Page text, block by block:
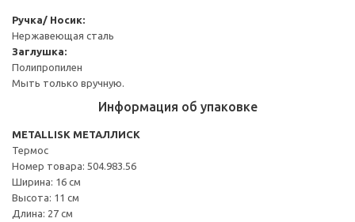
Ручка/ Носик:
Нержавеющая сталь
Заглушка:
Полипропилен
Мыть только вручную.
Информация об упаковке
METALLISK МЕТАЛЛИСК
Термос
Номер товара: 504.983.56
Ширина: 16 см
Высота: 11 см
Длина: 27 см